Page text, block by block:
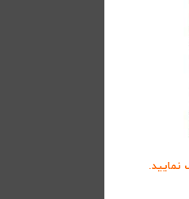
نمایید.